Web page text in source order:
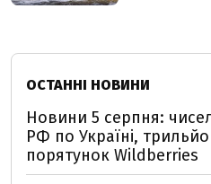
ОСТАННІ НОВИНИ
Новини 5 серпня:
РФ по Україні,
порятунок Wildberries